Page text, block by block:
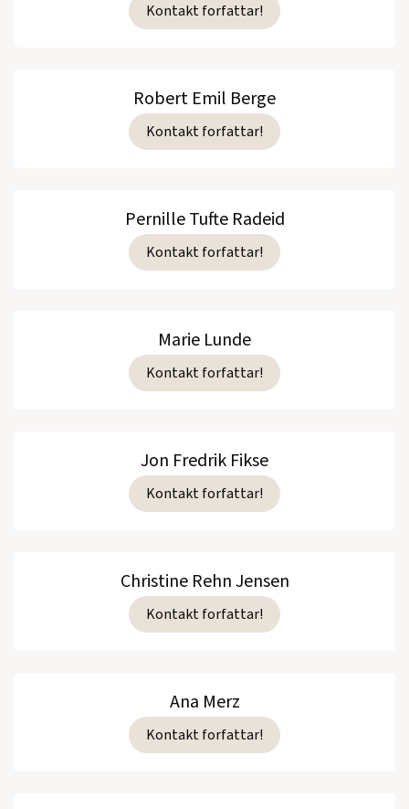
Kontakt forfattar!
Robert Emil Berge
Kontakt forfattar!
Pernille Tufte Radeid
Kontakt forfattar!
Marie Lunde
Kontakt forfattar!
Jon Fredrik Fikse
Kontakt forfattar!
Christine Rehn Jensen
Kontakt forfattar!
Ana Merz
Kontakt forfattar!